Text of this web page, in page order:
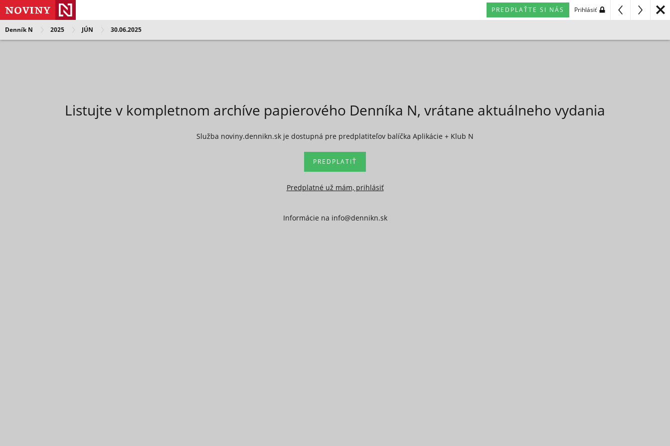
PREDPLAŤTE SI NÁS Prihlásiť
Denník N 2025 JÚN 30.06.2025
Listujte v kompletnom archíve papierového Denníka N, vrátane aktuálneho vydania
Služba noviny.dennikn.sk je dostupná pre predplatiteľov balíčka Aplikácie + Klub N
PREDPLATIŤ
Predplatné už mám, prihlásiť
Informácie na info@dennikn.sk